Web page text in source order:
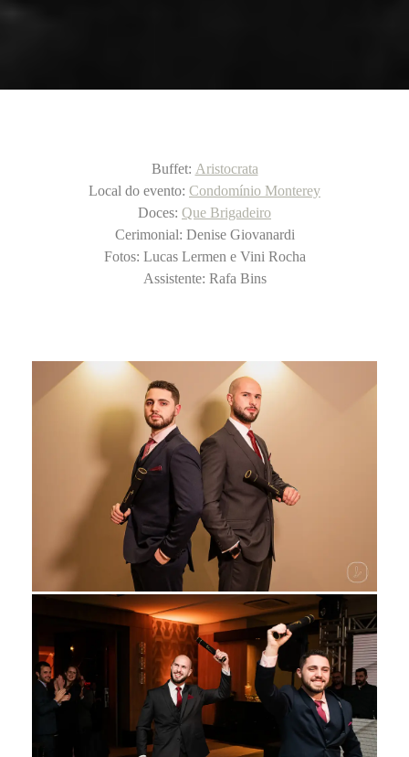
Buffet: Aristocrata
Local do evento: Condomínio Monterey
Doces: Que Brigadeiro
Cerimonial: Denise Giovanardi
Fotos: Lucas Lermen e Vini Rocha
Assistente: Rafa Bins